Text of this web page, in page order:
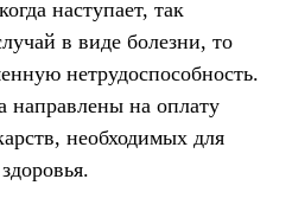
наступает, так
в виде болезни, то
нетрудоспособность.
направлены на оплату
необходимых для